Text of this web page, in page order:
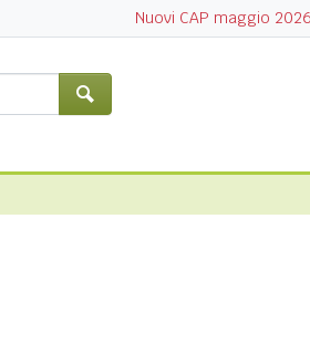
Nuovi CAP maggio 2026